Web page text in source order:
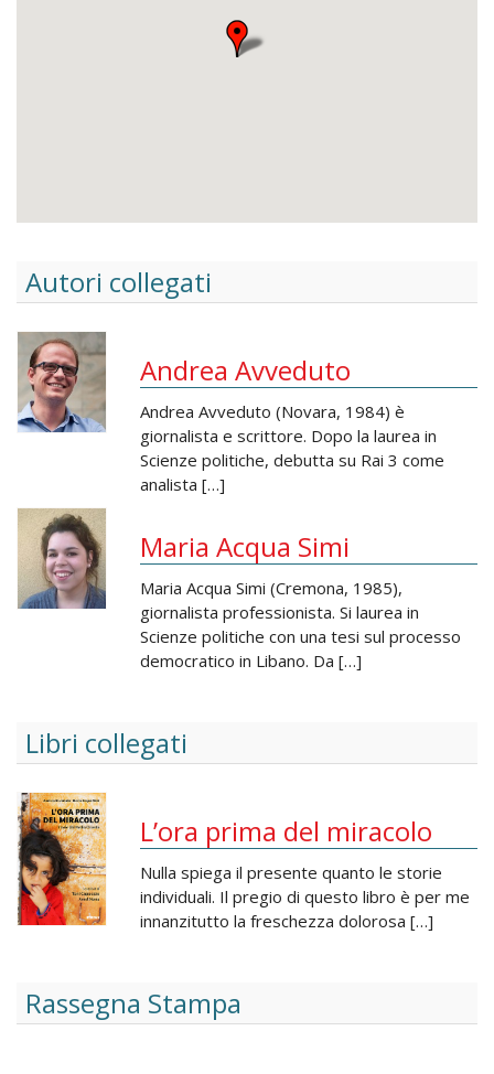
Autori collegati
Andrea Avveduto
Andrea Avveduto (Novara, 1984) è
giornalista e scrittore. Dopo la laurea in
Scienze politiche, debutta su Rai 3 come
analista […]
Maria Acqua Simi
Maria Acqua Simi (Cremona, 1985),
giornalista professionista. Si laurea in
Scienze politiche con una tesi sul processo
democratico in Libano. Da […]
Libri collegati
L’ora prima del miracolo
Nulla spiega il presente quanto le storie
individuali. Il pregio di questo libro è per me
innanzitutto la freschezza dolorosa […]
Rassegna Stampa